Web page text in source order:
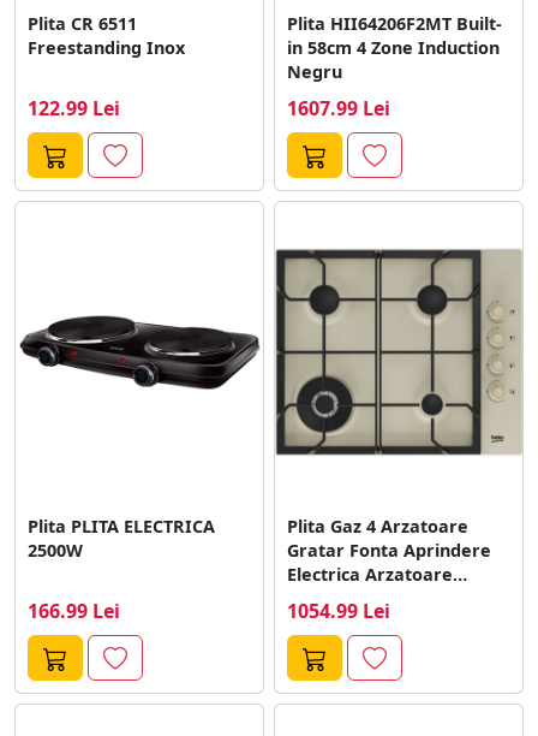
Plita CR 6511
Freestanding Inox
122.99 Lei
Plita HII64206F2MT Built-
in 58cm 4 Zone Induction
Negru
1607.99 Lei
Plita PLITA ELECTRICA
2500W
166.99 Lei
Plita Gaz 4 Arzatoare
Gratar Fonta Aprindere
Electrica Arzatoare
1054.99 Lei